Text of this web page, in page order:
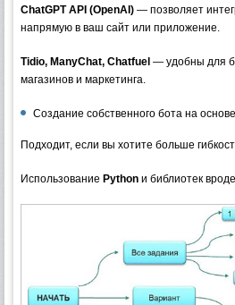
ChatGPT API (OpenAI) — позволяет
напрямую в ваш сайт или приложение.
Tidio, ManyChat, Chatfuel — удобны для
магазинов и маркетинга.
Создание собственного бота на
Подходит, если вы хотите больше
Использование Python и библиотек вроде